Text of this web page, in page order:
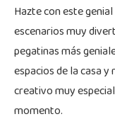
Hazte con este
escenarios muy
pegatinas más
espacios de la casa
creativo muy
momento.